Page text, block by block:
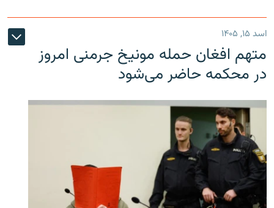
اسد ۱۵, ۱۴۰۵
متهم افغان حمله مونیخ جرمنی امروز
در محکمه حاضر می‌شود